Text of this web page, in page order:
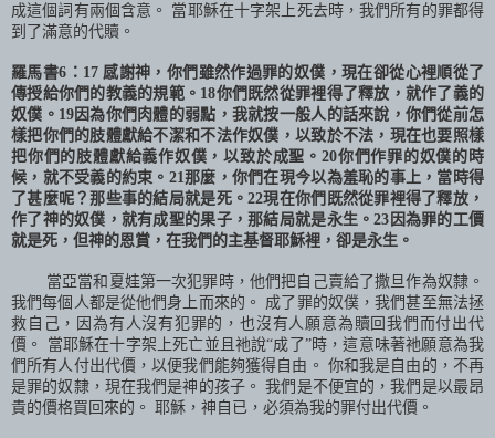
成這個詞有兩個含意。 當耶穌在十字架上死去時，我們所有的罪都得
到了滿意的代贖。
羅馬書6 ： 17 感謝神，你們雖然作過罪的奴僕，現在卻從心裡順從了
傳授給你們的教義的規範。 18你們既然從罪裡得了釋放，就作了義的
奴僕。 19因為你們肉體的弱點，我就按一般人的話來說，你們從前怎
樣把你們的肢體獻給不潔和不法作奴僕，以致於不法，現在也要照樣
把你們的肢體獻給義作奴僕，以致於成聖。 20你們作罪的奴僕的時
候，就不受義的約束。 21 那麼，你們在現今以為羞恥的事上，當時得
了甚麼呢？那些事的結局就是死。22現在你們既然從罪裡得了釋放，
作了神的奴僕，就有成聖的果子，那結局就是永生。23 因為罪的工價
就是死，但神的恩賞，在我們的主基督耶穌裡，卻是永生。
當亞當和夏娃第一次犯罪時，他們把自己賣給了撒旦作為奴隸。
我們每個人都是從他們身上而來的。 成了罪的奴僕，我們甚至無法拯
救自己，因為有人沒有犯罪的，也沒有人願意為贖回我們而付出代
價。 當耶穌在十字架上死亡並且 祂說“成了”時，這意味著祂 願意為我
們所有人付出代價，以便我們能夠獲得自由。 你和我是自由的，不再
是罪的奴隸，現在我們是神的孩子。 我們是不便宜的，我們是以最昂
貴的價格買回來的。 耶穌，神自已，必須為我的罪付出代價。